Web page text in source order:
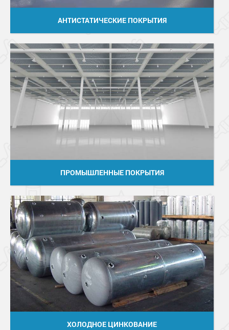
АНТИСТАТИЧЕСКИЕ ПОКРЫТИЯ
ПРОМЫШЛЕННЫЕ ПОКРЫТИЯ
ХОЛОДНОЕ ЦИНКОВАНИЕ